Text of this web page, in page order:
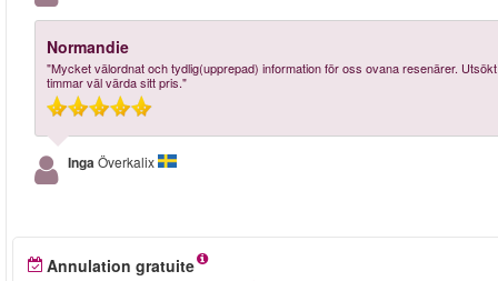
Normandie
"Mycket välordnat och tydlig(upprepad) information för oss ovana resenärer.
timmar väl värda sitt pris."
IngaÖverkalix
Annulation gratuite